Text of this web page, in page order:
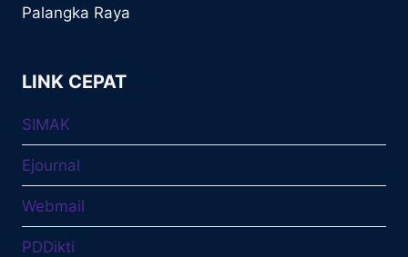
Palangka Raya
LINK CEPAT
SIMAK
Ejournal
Webmail
PDDikti